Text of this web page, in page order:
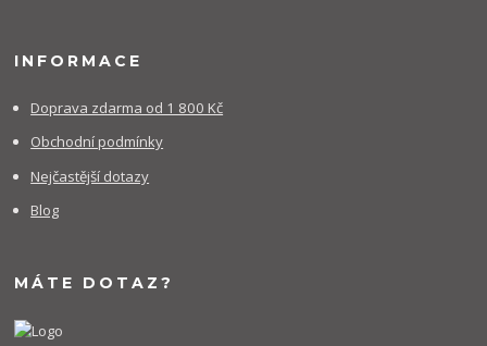
INFORMACE
Doprava zdarma od 1 800 Kč
Obchodní podmínky
Nejčastější dotazy
Blog
MÁTE DOTAZ?